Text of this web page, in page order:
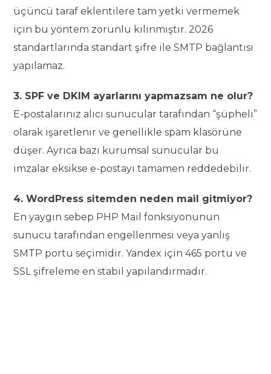
üçüncü taraf eklentilere tam yetki vermemek
için bu yöntem zorunlu kılınmıştır. 2026
standartlarında standart şifre ile SMTP bağlantısı
yapılamaz.
3. SPF ve DKIM ayarlarını yapmazsam ne olur?
E-postalarınız alıcı sunucular tarafından “şüpheli”
olarak işaretlenir ve genellikle spam klasörüne
düşer. Ayrıca bazı kurumsal sunucular bu
imzalar eksikse e-postayı tamamen reddedebilir.
4. WordPress sitemden neden mail gitmiyor?
En yaygın sebep PHP Mail fonksiyonunun
sunucu tarafından engellenmesi veya yanlış
SMTP portu seçimidir. Yandex için 465 portu ve
SSL şifreleme en stabil yapılandırmadır.